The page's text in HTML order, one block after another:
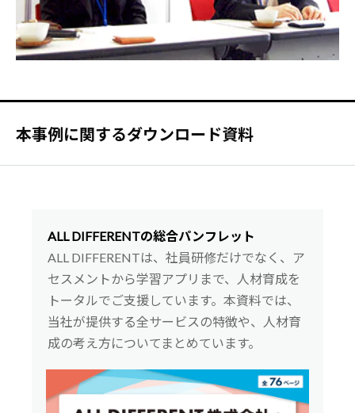
本事例に関するダウンロード資料
ALL DIFFERENTの総合パンフレット
ALL DIFFERENTは、社員研修だけでなく、ア
セスメントから学習アプリまで、人材育成を
トータルでご支援しています。本資料では、
当社が提供する全サービスの特徴や、人材育
成の考え方についてまとめています。